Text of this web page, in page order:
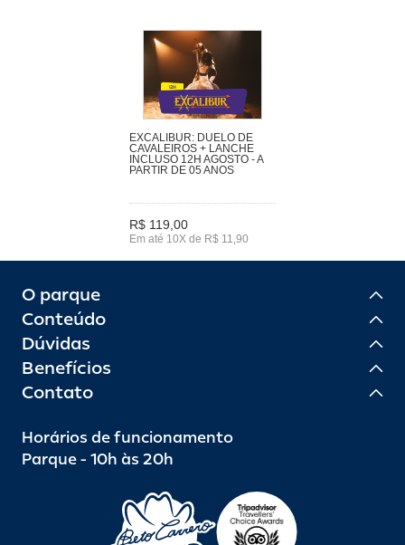
EXCALIBUR: DUELO DE
CAVALEIROS + LANCHE
INCLUSO 12H AGOSTO - A
PARTIR DE 05 ANOS
R$ 119,00
Em até 10X de R$ 11,90
O parque
Conteúdo
Dúvidas
Benefícios
Contato
Horários de funcionamento
Parque - 10h às 20h